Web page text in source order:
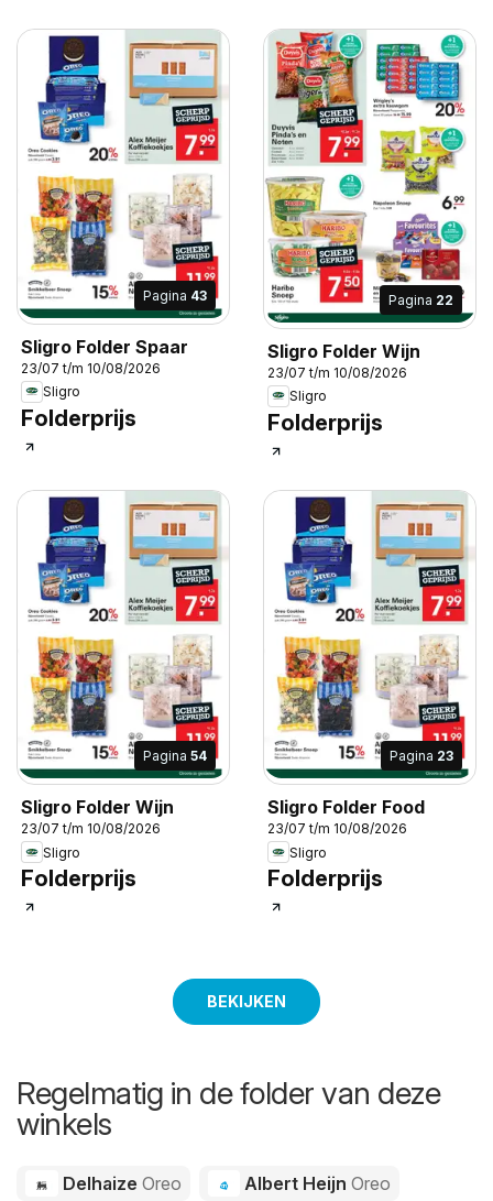
Pagina 43
Sligro Folder Spaar
23/07 t/m 10/08/2026
Sligro
Folderprijs
Pagina 22
Sligro Folder Wijn
23/07 t/m 10/08/2026
Sligro
Folderprijs
Pagina 54
Sligro Folder Wijn
23/07 t/m 10/08/2026
Sligro
Folderprijs
Pagina 23
Sligro Folder Food
23/07 t/m 10/08/2026
Sligro
Folderprijs
BEKIJKEN
Regelmatig in de folder van deze
winkels
Delhaize Oreo Albert HeijnOreo